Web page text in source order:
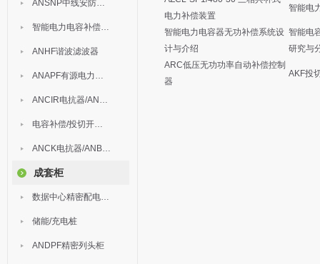
ANSNP中线安防保护器
智能电力电容补偿装置
ANHF谐波滤波器
ANAPF有源电力滤波器
ANCIR电抗器/ANHPD300谐波保护器
电容补偿/投切开关/ARC
ANCK电抗器/ANBSMJ自愈式低压并联电容器
成套柜
数据中心精密配电监控装置
储能/充电桩
ANDPF精密列头柜
电力补偿装置
智能电
智能电力电容器无功补偿系统设
计与介绍
智能电
研究与
ARC低压无功功率自动补偿控制
器
AKF投